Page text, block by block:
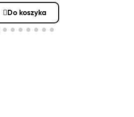
Do koszyka